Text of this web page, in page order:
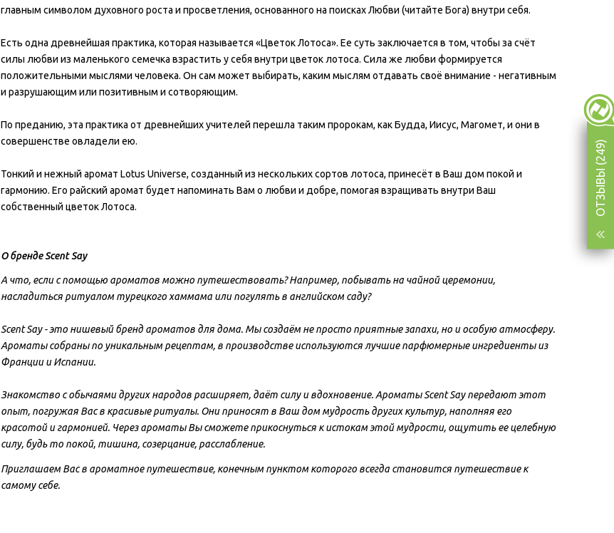
главным символом духовного роста и просветления, основанного на поисках Любви (читайте Бога) внутри себя.
Есть одна древнейшая практика, которая называется «Цветок Лотоса». Ее суть заключается в том, чтобы за счёт
силы любви из маленького семечка взрастить у себя внутри цветок лотоса. Сила же любви формируется
положительными мыслями человека. Он сам может выбирать, каким мыслям отдавать своё внимание - негативным
и разрушающим или позитивным и сотворяющим.
По преданию, эта практика от древнейших учителей перешла таким пророкам, как Будда, Иисус, Магомет, и они в
совершенстве овладели ею.
Тонкий и нежный аромат Lotus Universe, созданный из нескольких сортов лотоса, принесёт в Ваш дом покой и
гармонию. Его райский аромат будет напоминать Вам о любви и добре, помогая взращивать внутри Ваш
собственный цветок Лотоса.
О бренде Scent Say
А что, если с помощью ароматов можно путешествовать? Например, побывать на чайной церемонии,
насладиться ритуалом турецкого хаммама или погулять в английском саду?
Scent Say - это нишевый бренд ароматов для дома. Мы создаём не просто приятные запахи, но и особую атмосферу.
Ароматы собраны по уникальным рецептам, в производстве используются лучшие парфюмерные ингредиенты из
Франции и Испании.
Знакомство с обычаями других народов расширяет, даёт силу и вдохновение. Ароматы Scent Say передают этот
опыт, погружая Вас в красивые ритуалы. Они приносят в Ваш дом мудрость других культур, наполняя его
красотой и гармонией. Через ароматы Вы сможете прикоснуться к истокам этой мудрости, ощутить ее целебную
силу, будь то покой, тишина, созерцание, расслабление.
Приглашаем Вас в ароматное путешествие, конечным пунктом которого всегда становится путешествие к
самому себе.
ОТЗЫВЫ (249)